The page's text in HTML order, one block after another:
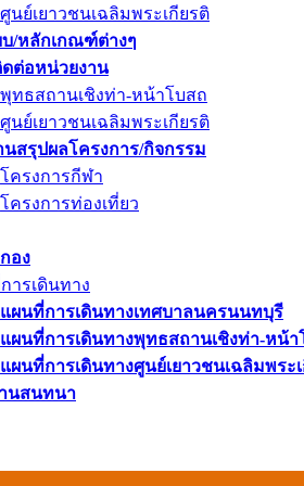
ศูนย์เยาวชนเฉลิมพระเกียรติ
บ/หลักเกณฑ์ต่างๆ
ต่อหน่วยงาน
พุทธสถานเชิงท่า-หน้าโบสถ
ศูนย์เยาวชนเฉลิมพระเกียรติ
นสรุปผลโครงการ/กิจกรรม
โครงการกีฬา
โครงการท่องเที่ยว
อง
ารเดินทาง
แผนที่การเดินทางเทศบาลนครนนทบุรี
แผนที่การเดินทางพุทธสถานเชิงท่า-หน้า
แผนที่การเดินทางศูนย์เยาวชนเฉลิมพระ
นสนทนา